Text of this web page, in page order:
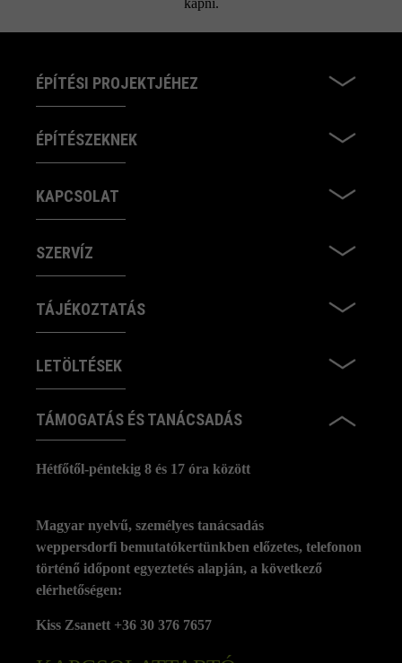
kapni.
ÉPÍTÉSI PROJEKTJÉHEZ
ÉPÍTÉSZEKNEK
KAPCSOLAT
SZERVÍZ
TÁJÉKOZTATÁS
LETÖLTÉSEK
TÁMOGATÁS ÉS TANÁCSADÁS
Hétfőtől-péntekig 8 és 17 óra között
Magyar nyelvű, személyes tanácsadás
weppersdorfi bemutatókertünkben előzetes, telefonon
történő időpont egyeztetés alapján, a következő
elérhetőségen:
Kiss Zsanett +36 30 376 7657